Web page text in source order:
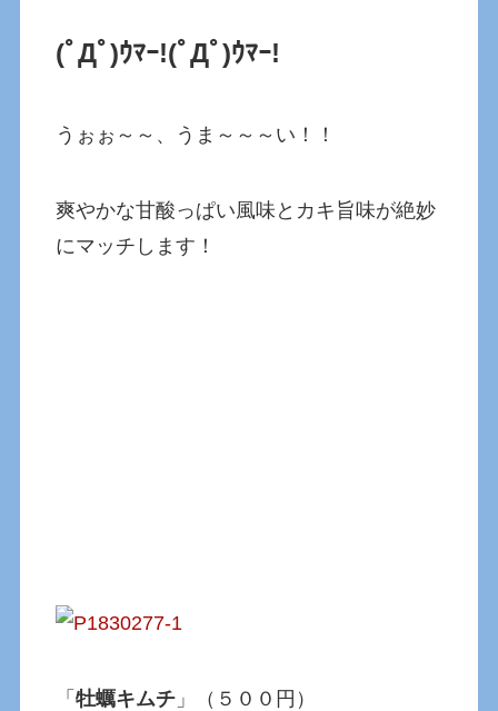
(ﾟДﾟ)ｳﾏｰ!(ﾟДﾟ)ｳﾏｰ!
うぉぉ～～、うま～～～い！！
爽やかな甘酸っぱい風味とカキ旨味が絶妙
にマッチします！
「牡蠣キムチ 」（５００円）